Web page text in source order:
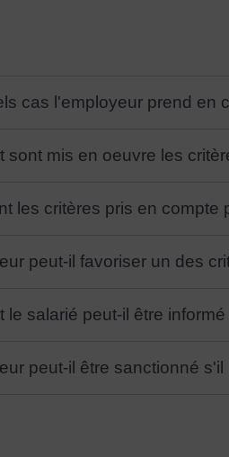
cas l'employeur prend en
sont mis en oeuvre les
les critères pris en
peut-il favoriser un des
le salarié peut-il être
peut-il être sanctionné